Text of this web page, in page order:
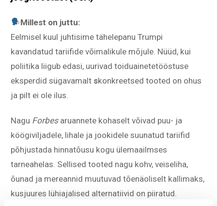
Millest on juttu:
Eelmisel kuul juhtisime tähelepanu Trumpi
kavandatud tariifide võimalikule mõjule. Nüüd, kui
poliitika liigub edasi, uurivad toiduainetetööstuse
eksperdid sügavamalt skonkreetsed tooted on ohus
ja pilt ei ole ilus.
Nagu Forbesaruannete kohaselt võivad puu- ja
köögiviljadele, lihale ja jookidele suunatud tariifid
põhjustada hinnatõusu kogu ülemaailmses
tarneahelas. Sellised tooted nagu kohv, veiseliha,
õunad ja mereannid muutuvad tõenäoliselt kallimaks,
kusjuures lühiajalised alternatiivid on piiratud.